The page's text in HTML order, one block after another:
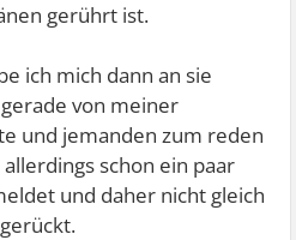
gerührt ist.
ich mich dann an sie
von meiner
und jemanden zum reden
schon ein paar
und daher nicht gleich